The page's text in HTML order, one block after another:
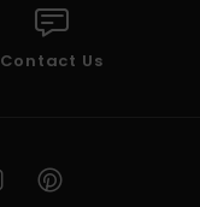
Contact Us